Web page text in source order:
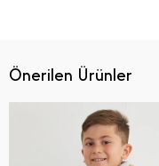
Önerilen Ürünler